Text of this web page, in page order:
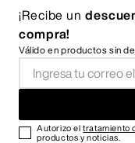
¡Recibe un
compra!
Válido en productos sin
Autorizo eltratamiento
productos y noticias.